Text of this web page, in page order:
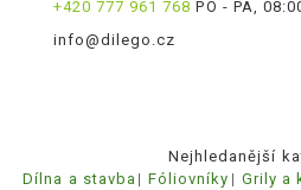
+420 777 961 768 PO - PÁ,
info@dilego.cz
Nejhledanější
Dílna a stavba
Fóliovníky Grily a